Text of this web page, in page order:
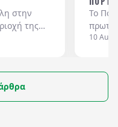
στην
της
Το
ένας
10 Aug